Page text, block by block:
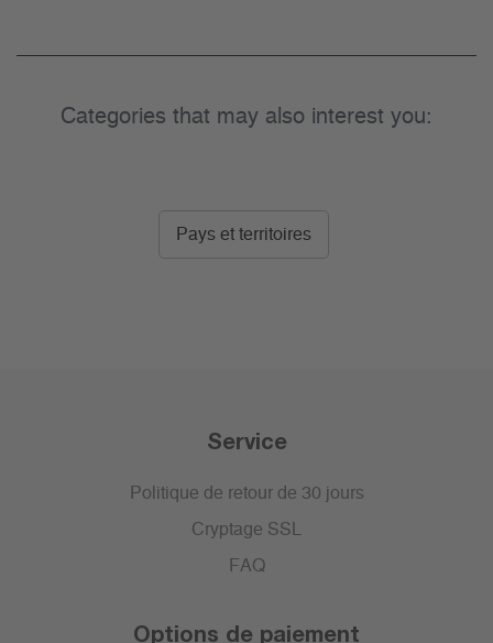
Categories that may also interest you:
Pays et territoires
Service
Politique de retour de 30 jours
Cryptage SSL
FAQ
Options de paiement